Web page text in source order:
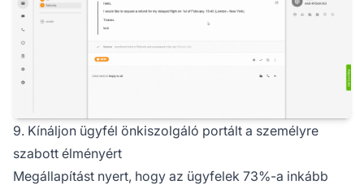
9. Kínáljon ügyfél önkiszolgáló portált a személyre
szabott élményért
Megállapítást nyert, hogy az ügyfelek 73%-a inkább